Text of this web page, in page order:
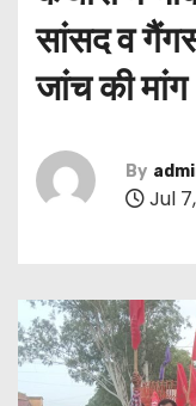
सांसद व
जांच की मांग
By
Jul